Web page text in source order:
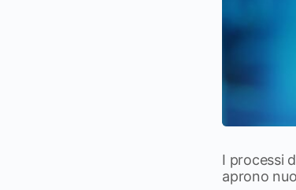
I processi
aprono